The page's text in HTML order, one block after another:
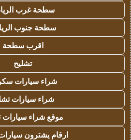
سطحة غرب
سطحة جنوب
اقرب سطحة
تشليح
شراء سيارات
شراء سيارات
موقع شراء سيارات
ارقام يشترون